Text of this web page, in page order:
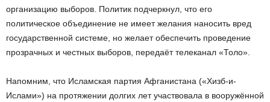
организацию выборов. Политик подчеркнул, что его
политическое объединение не имеет желания наносить вред
государственной системе, но желает обеспечить проведение
прозрачных и честных выборов, передаёт телеканал «Толо».
Напомним, что Исламская партия Афганистана («Хизб-и-
Ислами») на протяжении долгих лет участвовала в вооружённой